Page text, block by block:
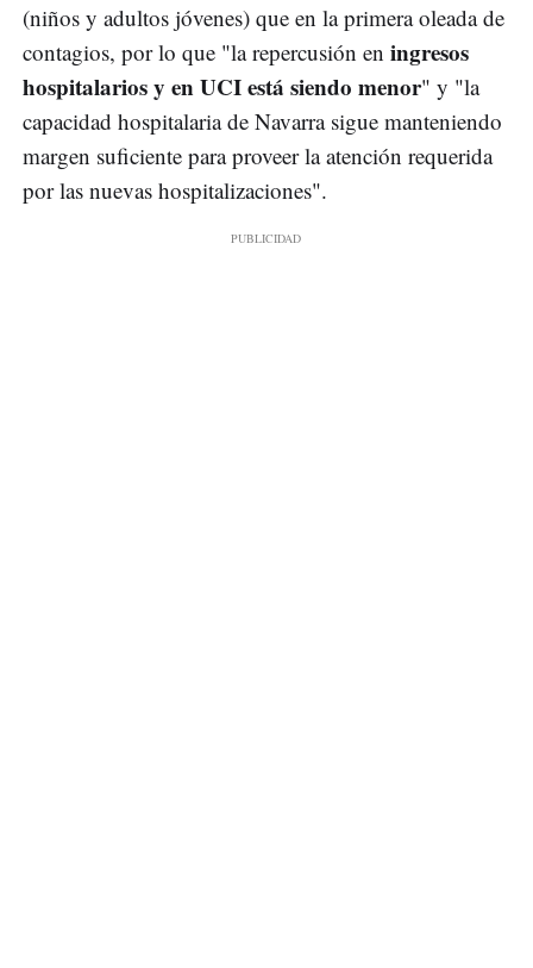
(niños y adultos jóvenes) que en la primera oleada de
contagios, por lo que "la repercusión en ingresos
hospitalarios y en UCI está siendo menor" y "la
capacidad hospitalaria de Navarra sigue manteniendo
margen suficiente para proveer la atención requerida
por las nuevas hospitalizaciones".